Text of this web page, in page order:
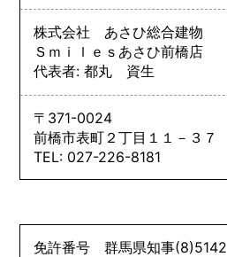
株式会社 あさひ総合建物
Ｓｍｉｌｅｓあさひ前橋店
代表者: 都丸 資生
〒371-0024
前橋市表町２丁目１１－３７
TEL: 027-226-8181
免許番号群馬県知事(8)5142